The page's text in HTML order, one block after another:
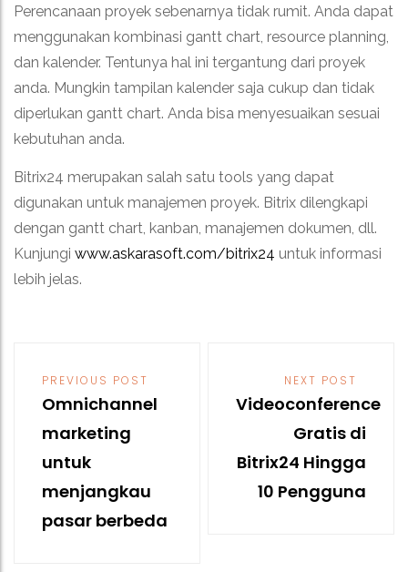
Perencanaan proyek sebenarnya tidak rumit. Anda dapat
menggunakan kombinasi gantt chart, resource planning,
dan kalender. Tentunya hal ini tergantung dari proyek
anda. Mungkin tampilan kalender saja cukup dan tidak
diperlukan gantt chart. Anda bisa menyesuaikan sesuai
kebutuhan anda.
Bitrix24 merupakan salah satu tools yang dapat
digunakan untuk manajemen proyek. Bitrix dilengkapi
dengan gantt chart, kanban, manajemen dokumen, dll.
Kunjungi www.askarasoft.com/bitrix24 untuk informasi
lebih jelas.
Post
navigation
PREVIOUS POST
Omnichannel
marketing
untuk
menjangkau
pasar berbeda
NEXT POST
Videoconference
Gratis di
Bitrix24 Hingga
10 Pengguna